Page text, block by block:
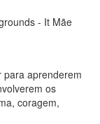
para aprenderem
os
coragem,